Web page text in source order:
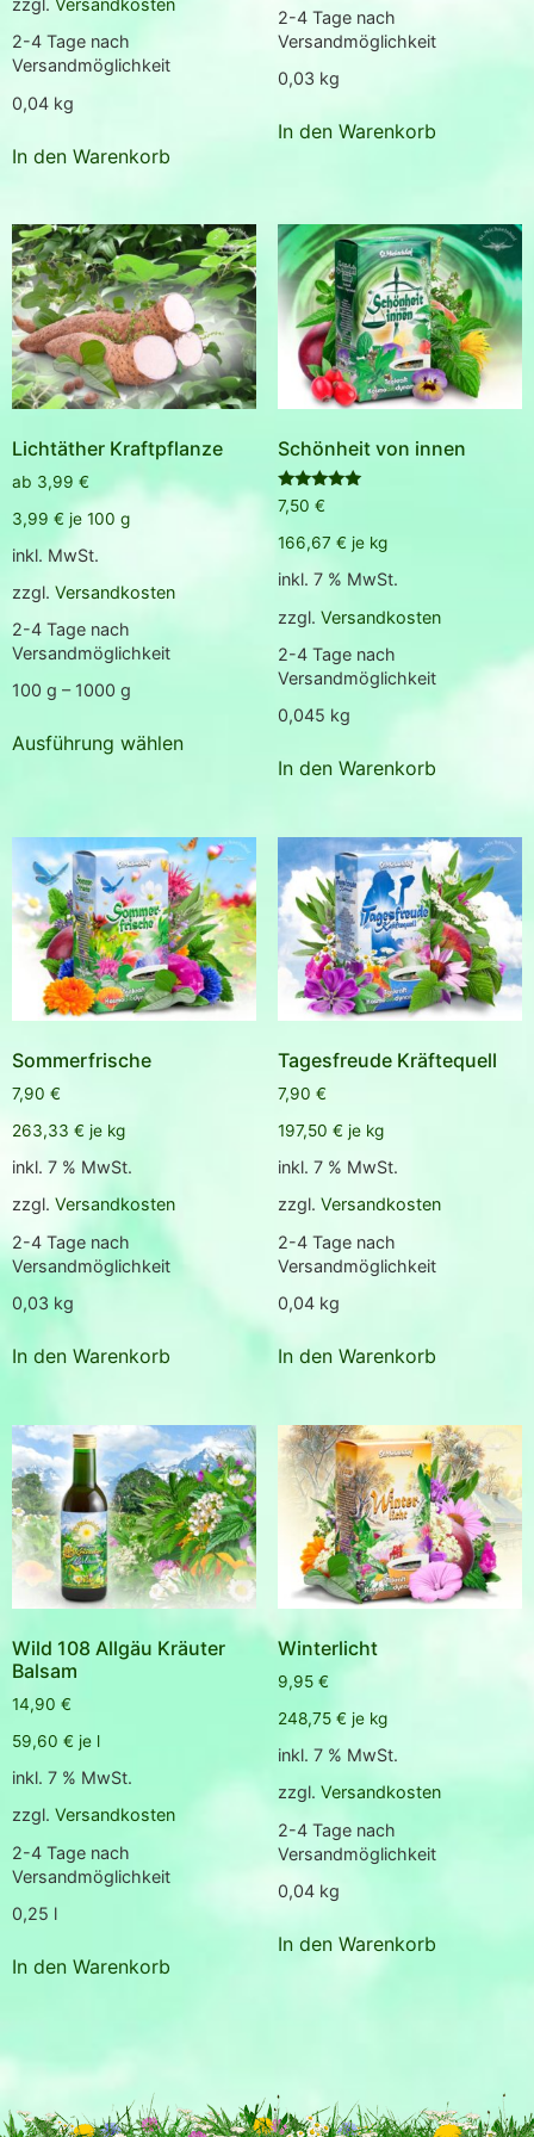
zzgl. Versandkosten
2-4 Tage nach
Versandmöglichkeit
0,04 kg
In den Warenkorb
2-4 Tage nach
Versandmöglichkeit
0,03 kg
In den Warenkorb
Lichtäther Kraftpflanze
ab 3,99 €
3,99 € je 100 g
inkl. MwSt.
zzgl. Versandkosten
2-4 Tage nach
Versandmöglichkeit
100 g – 1000 g
Ausführung wählen
Schönheit von innen
Bewertet
mit
von 5
7,50 €
166,67 € je kg
inkl. 7 % MwSt.
zzgl. Versandkosten
2-4 Tage nach
Versandmöglichkeit
0,045 kg
In den Warenkorb
Sommerfrische
7,90 €
263,33 € je kg
inkl. 7 % MwSt.
zzgl. Versandkosten
2-4 Tage nach
Versandmöglichkeit
0,03 kg
In den Warenkorb
Tagesfreude Kräftequell
7,90 €
197,50 € je kg
inkl. 7 % MwSt.
zzgl. Versandkosten
2-4 Tage nach
Versandmöglichkeit
0,04 kg
In den Warenkorb
Wild 108 Allgäu Kräuter
Balsam
14,90 €
59,60 € je l
inkl. 7 % MwSt.
zzgl. Versandkosten
2-4 Tage nach
Versandmöglichkeit
0,25 l
In den Warenkorb
Winterlicht
9,95 €
248,75 € je kg
inkl. 7 % MwSt.
zzgl. Versandkosten
2-4 Tage nach
Versandmöglichkeit
0,04 kg
In den Warenkorb